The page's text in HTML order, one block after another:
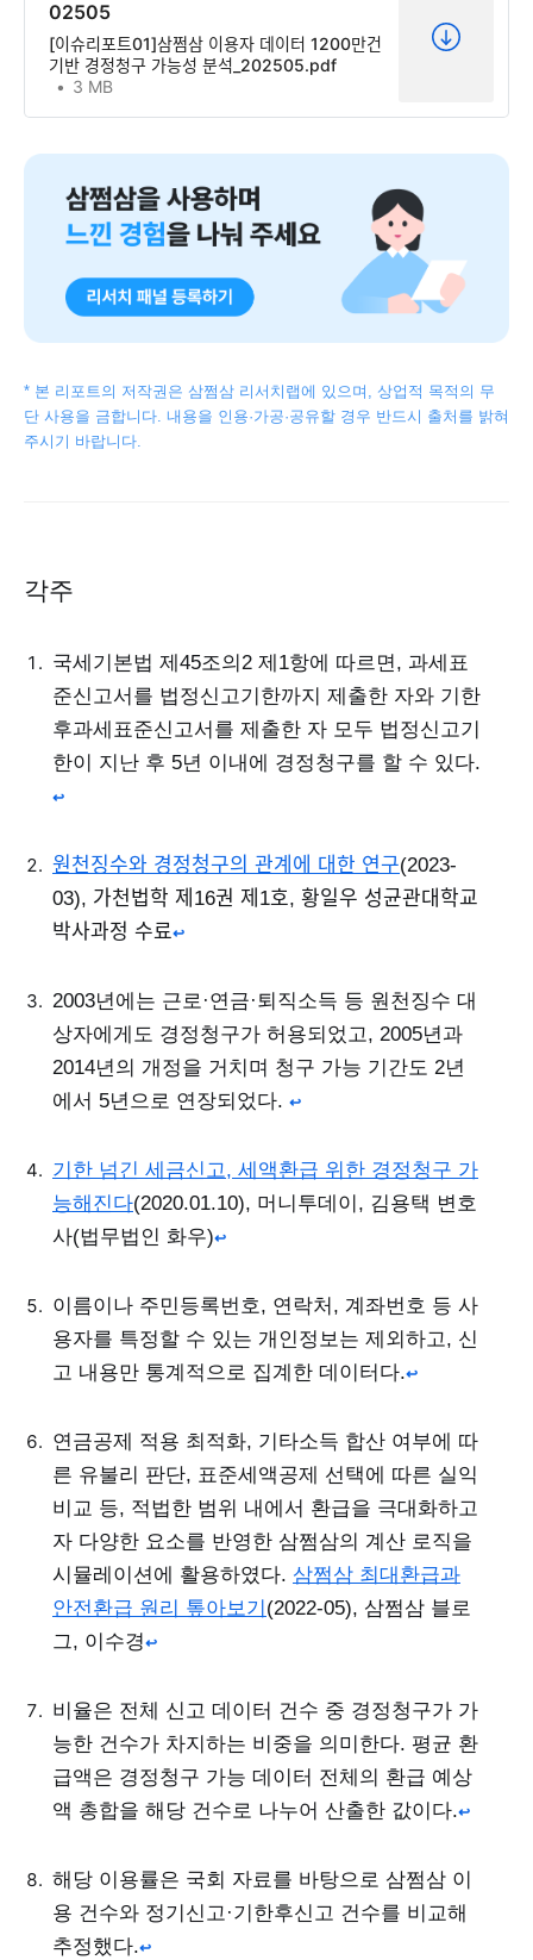
02505
[이슈리포트01]삼쩜삼 이용자 데이터 1200만건
기반 경정청구 가능성 분석_202505.pdf
3 MB
* 본 리포트의 저작권은 삼쩜삼 리서치랩에 있으며, 상업적 목적의 무
단 사용을 금합니다. 내용을 인용·가공·공유할 경우 반드시 출처를 밝혀
주시기 바랍니다.
각주
국세기본법 제45조의2 제1항에 따르면, 과세표
준신고서를 법정신고기한까지 제출한 자와 기한
후과세표준신고서를 제출한 자 모두 법정신고기
한이 지난 후 5년 이내에 경정청구를 할 수 있다.
↩
원천징수와 경정청구의 관계에 대한 연구(2023-
03), 가천법학 제16권 제1호, 황일우 성균관대학교
박사과정 수료↩
2003년에는 근로·연금·퇴직소득 등 원천징수 대
상자에게도 경정청구가 허용되었고, 2005년과
2014년의 개정을 거치며 청구 가능 기간도 2년
에서 5년으로 연장되었다. ↩
기한 넘긴 세금신고, 세액환급 위한 경정청구 가
능해진다(2020.01.10), 머니투데이, 김용택 변호
사(법무법인 화우)↩
이름이나 주민등록번호, 연락처, 계좌번호 등 사
용자를 특정할 수 있는 개인정보는 제외하고, 신
고 내용만 통계적으로 집계한 데이터다.↩
연금공제 적용 최적화, 기타소득 합산 여부에 따
른 유불리 판단, 표준세액공제 선택에 따른 실익
비교 등, 적법한 범위 내에서 환급을 극대화하고
자 다양한 요소를 반영한 삼쩜삼의 계산 로직을
시뮬레이션에 활용하였다. 삼쩜삼 최대환급과
안전환급 원리 톺아보기 (2022-05), 삼쩜삼 블로
그, 이수경↩
비율은 전체 신고 데이터 건수 중 경정청구가 가
능한 건수가 차지하는 비중을 의미한다. 평균 환
급액은 경정청구 가능 데이터 전체의 환급 예상
액 총합을 해당 건수로 나누어 산출한 값이다.↩
해당 이용률은 국회 자료를 바탕으로 삼쩜삼 이
용 건수와 정기신고·기한후신고 건수를 비교해
추정했다.↩